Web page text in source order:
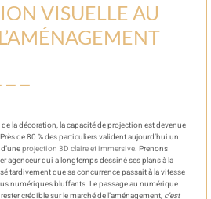
VISUELLE AU
la décoration, la capacité de projection est devenue
de 80 % des particuliers valident aujourd’hui un
projection 3D claire et immersive. Prenons
agenceur qui a longtemps dessiné ses plans à la
tardivement que sa concurrence passait à la vitesse
numériques bluffants. Le passage au numérique
crédible sur le marché de l’aménagement, c’est